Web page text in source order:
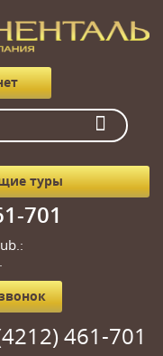
туры
701
461-701